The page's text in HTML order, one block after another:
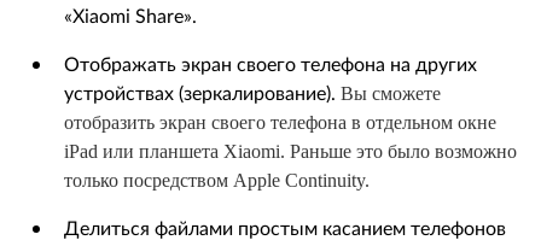
«Xiaomi Share».
Отображать экран своего телефона на других
устройствах (зеркалирование). Вы сможете
отобразить экран своего телефона в отдельном окне
iPad или планшета Xiaomi. Раньше это было возможно
только посредством Apple Continuity.
Делиться файлами простым касанием телефонов